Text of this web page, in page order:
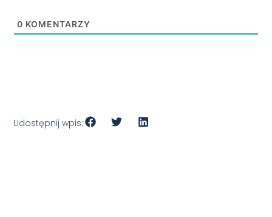
0 KOMENTARZY
Udostępnij wpis: